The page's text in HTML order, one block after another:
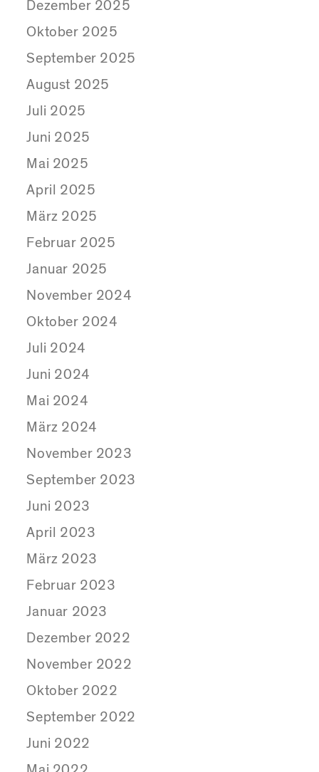
Dezember 2025
Oktober 2025
September 2025
August 2025
Juli 2025
Juni 2025
Mai 2025
April 2025
März 2025
Februar 2025
Januar 2025
November 2024
Oktober 2024
Juli 2024
Juni 2024
Mai 2024
März 2024
November 2023
September 2023
Juni 2023
April 2023
März 2023
Februar 2023
Januar 2023
Dezember 2022
November 2022
Oktober 2022
September 2022
Juni 2022